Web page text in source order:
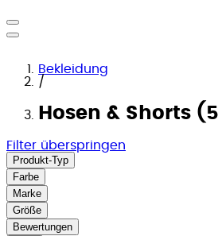
Bekleidung
/
Hosen & Shorts
Filter überspringen
Produkt-Typ
Farbe
Marke
Größe
Bewertungen